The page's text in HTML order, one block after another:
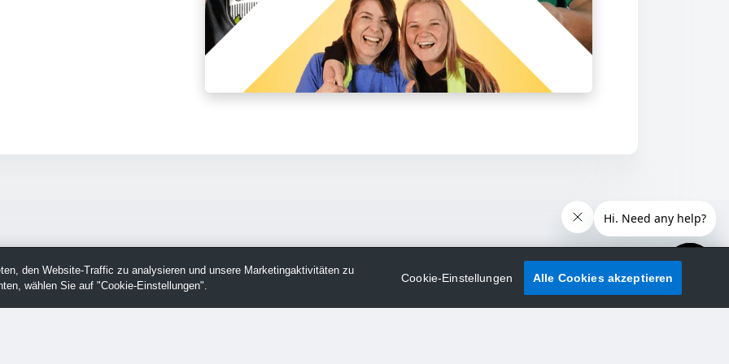
den Website-Traffic zu analysieren und unsere Marketingaktivitäten zu
wählen Sie auf "Cookie-Einstellungen".
Cookie-Einstellungen Alle Cookies akzeptieren